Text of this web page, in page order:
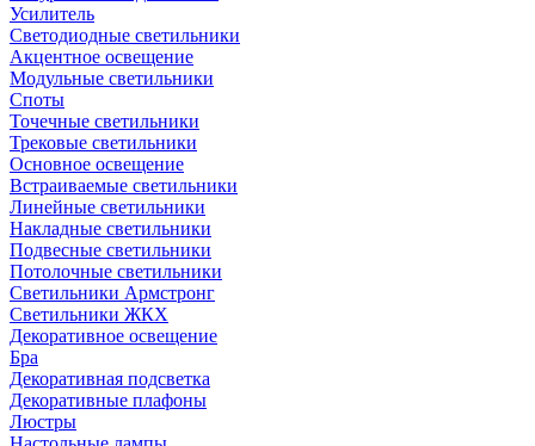
Усилитель
Светодиодные светильники
Акцентное освещение
Модульные светильники
Споты
Точечные светильники
Трековые светильники
Основное освещение
Встраиваемые светильники
Линейные светильники
Накладные светильники
Подвесные светильники
Потолочные светильники
Светильники Армстронг
Светильники ЖКХ
Декоративное освещение
Бра
Декоративная подсветка
Декоративные плафоны
Люстры